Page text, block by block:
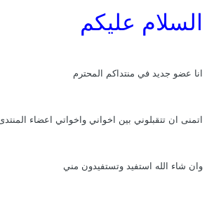
السلام عليكم
انا عضو جديد في منتداكم المحترم
اتمنى ان تتقبلوني بين اخواني واخواتي اعضاء المنتدى
وان شاء الله استفيد وتستفيدون مني